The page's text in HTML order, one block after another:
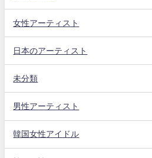
女性アーティスト
日本のアーティスト
未分類
男性アーティスト
韓国女性アイドル